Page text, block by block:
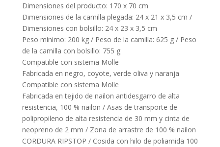
Dimensiones del producto: 170 x 70 cm
Dimensiones de la camilla plegada: 24 x 21 x 3,5 cm /
Dimensiones con bolsillo: 24 x 23 x 3,5 cm
Peso mínimo: 200 kg / Peso de la camilla: 625 g / Peso
de la camilla con bolsillo: 755 g
Compatible con sistema Molle
Fabricada en negro, coyote, verde oliva y naranja
Compatible con sistema Molle
Fabricada en tejido de nailon antidesgarro de alta
resistencia, 100 % nailon / Asas de transporte de
polipropileno de alta resistencia de 30 mm y cinta de
neopreno de 2 mm / Zona de arrastre de 100 % nailon
CORDURA RIPSTOP / Cosida con hilo de poliamida 100